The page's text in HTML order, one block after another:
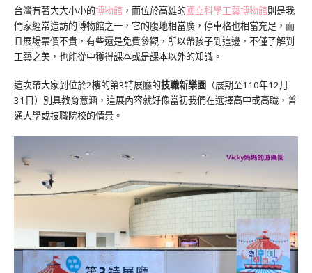
台灣有著大大小小的博物館 ，而位於高雄的國立科學工藝博物館則是我
們家經常造訪的博物館之一，它的腹地相當廣，停車格也相當充足，而
且展場票價不貴，有些還是免費參觀，所以帶孩子到這邊，不僅了解到
工藝之美，也能從中獲得課本或是課本以外的知識。
這次帶大家到位於2樓的第3特展廳的技職新樂園 （展期至110年12月
31日）別具教育意涵，這展內容就好像當初我們在選擇高中或高職，普
通大學或技職院校的情景。